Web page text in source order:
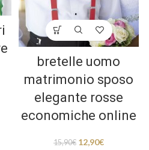
bretelle uomo
matrimonio sposo
elegante rosse
economiche online
15,90€ 12,90€